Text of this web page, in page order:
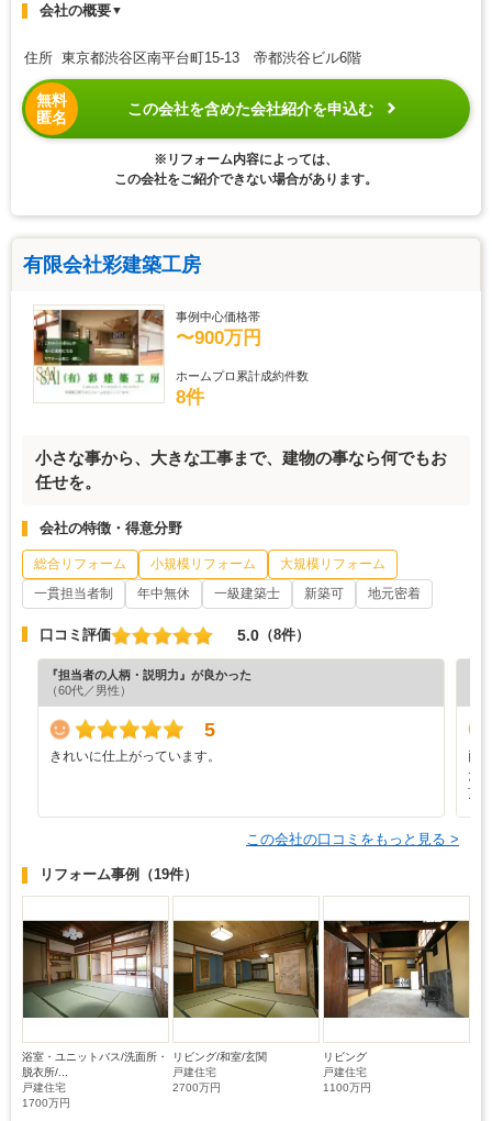
会社の概要▼
住所 東京都渋谷区南平台町15-13 帝都渋谷ビル6階
無料
匿名
この会社を含めた会社紹介を申込む
※リフォーム内容によっては、
この会社をご紹介できない場合があります。
有限会社彩建築工房
事例中心価格帯
〜900万円
ホームプロ累計成約件数
8件
小さな事から、大きな工事まで、建物の事なら何でもお
任せを。
会社の特徴・得意分野
総合リフォーム 小規模リフォーム
大規模リフォーム
一貫担当者制
年中無休 一級建築士 新築可 地元密着
口コミ評価 5.0 （8件）
『担当者の人柄・説明力』が良かった
（60代／男性）
5
きれいに仕上がっています。
両
た
頂
この会社の口コミをもっと見る >
リフォーム事例 （19件）
浴室・ユニットバス/洗面所・
脱衣所/...
戸建住宅
1700万円
リビング/和室/玄関
戸建住宅
2700万円
リビング
戸建住宅
1100万円